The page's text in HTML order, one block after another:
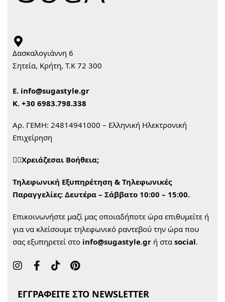
Δασκαλογιάννη 6
Σητεία, Κρήτη, Τ.Κ 72 300
Ε. info@sugastyle.gr
Κ. +30 6983.798.338
Αρ. ΓΕΜΗ: 24814941000 – Ελληνική Ηλεκτρονική
Επιχείρηση
🙋‍♀️Χρειάζεσαι Βοήθεια;
Τηλεφωνική Εξυπηρέτηση & Τηλεφωνικές
Παραγγελίες: Δευτέρα – Σάββατο 10:00 – 15:00.
Επικοινωνήστε μαζί μας οποιαδήποτε ώρα επιθυμείτε ή
για να κλείσουμε τηλεφωνικό ραντεβού την ώρα που
σας εξυπηρετεί στο info@sugastyle.gr ή στα social.
ΕΓΓΡΑΦΕΙΤΕ ΣΤΟ NEWSLETTER